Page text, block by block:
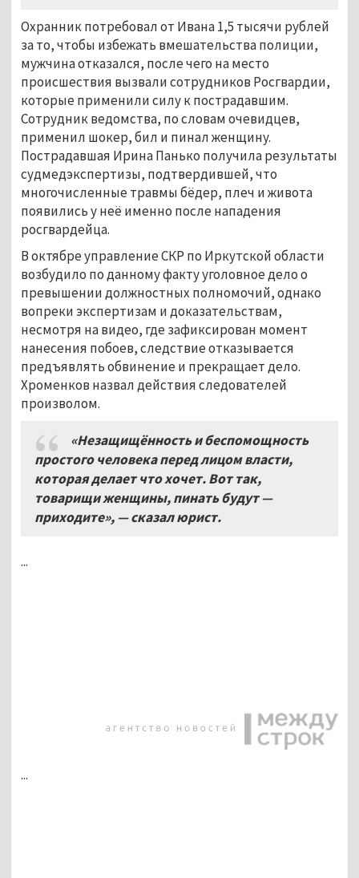
Охранник потребовал от Ивана 1,5 тысячи рублей
за то, чтобы избежать вмешательства полиции,
мужчина отказался, после чего на место
происшествия вызвали сотрудников Росгвардии,
которые применили силу к пострадавшим.
Сотрудник ведомства, по словам очевидцев,
применил шокер, бил и пинал женщину.
Пострадавшая Ирина Панько получила результаты
судмедэкспертизы, подтвердившей, что
многочисленные травмы бёдер, плеч и живота
появились у неё именно после нападения
росгвардейца.
В октябре управление СКР по Иркутской области
возбудило по данному факту уголовное дело о
превышении должностных полномочий, однако
вопреки экспертизам и доказательствам,
несмотря на видео, где зафиксирован момент
нанесения побоев, следствие отказывается
предъявлять обвинение и прекращает дело.
Хроменков назвал действия следователей
произволом.
«Незащищённость и беспомощность
простого человека перед лицом власти,
которая делает что хочет. Вот так,
товарищи женщины, пинать будут —
приходите», — сказал юрист.
...
...